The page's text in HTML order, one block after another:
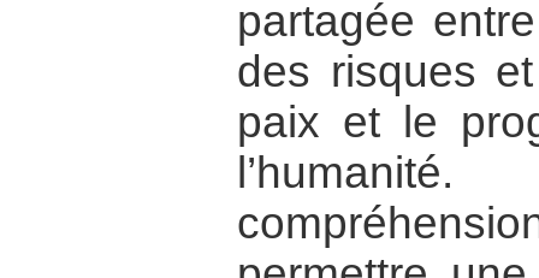
partagée
des risques
paix et le